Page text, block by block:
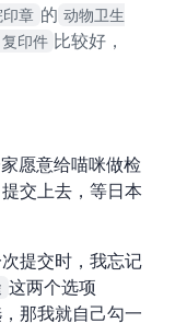
印章 的 动物卫生
印件 比较好，
一家愿意给喵咪做检
交上去，等日本
提交时，我忘记
这两个选项
那我就自己勾 一